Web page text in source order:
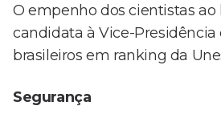
O empenho dos cientistas
candidata à Vice-Presidência
brasileiros em ranking da
Segurança